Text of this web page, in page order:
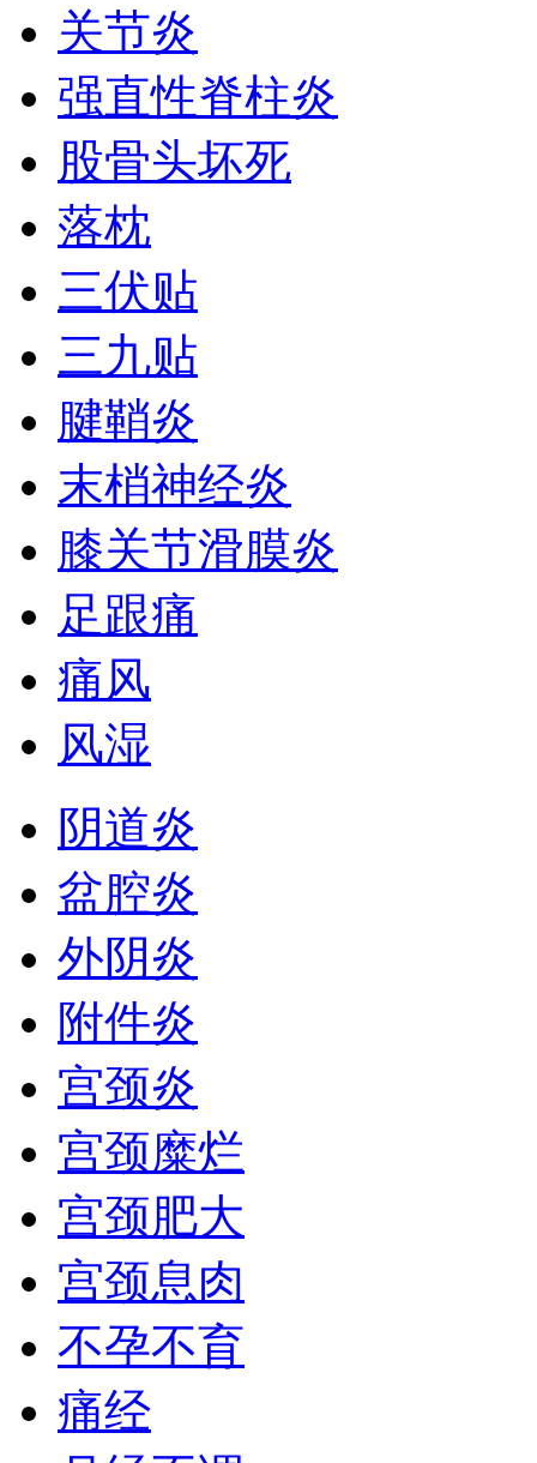
关节炎
强直性脊柱炎
股骨头坏死
落枕
三伏贴
三九贴
腱鞘炎
末梢神经炎
膝关节滑膜炎
足跟痛
痛风
风湿
阴道炎
盆腔炎
外阴炎
附件炎
宫颈炎
宫颈糜烂
宫颈肥大
宫颈息肉
不孕不育
痛经